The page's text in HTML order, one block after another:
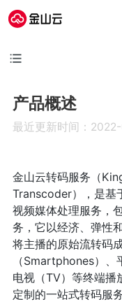
产品概述
最近更新时间：
金山云转码服务（
Transcoder），是基
视频媒体处理服务，
务，它以经济、弹性
将主播的原始流转码
（Smartphones）
电视（TV）等终端播
定制的一站式转码服务